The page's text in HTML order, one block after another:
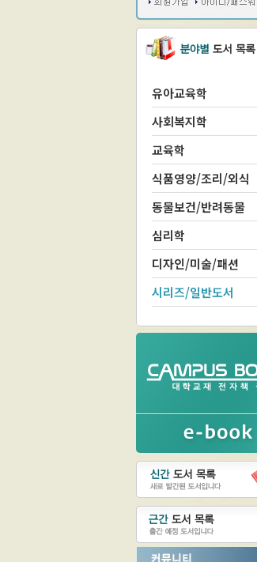
유아교육학
사회복지학
교육학
식품영양/조리/외식
동물보건/반려동물
심리학
디자인/미술/패션
시리즈/일반도서